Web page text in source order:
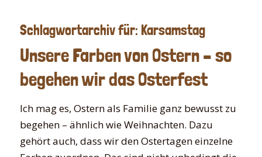
Schlagwortarchiv für: Karsamstag
Unsere Farben von Ostern – so
begehen wir das Osterfest
Ich mag es, Ostern als Familie ganz bewusst zu
begehen – ähnlich wie Weihnachten. Dazu
gehört auch, dass wir den Ostertagen einzelne